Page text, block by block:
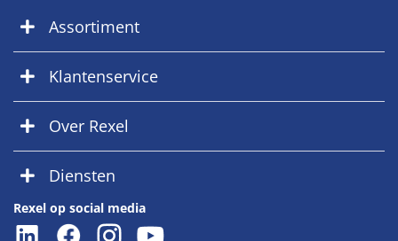
Assortiment
Klantenservice
Over Rexel
Diensten
Rexel op social media